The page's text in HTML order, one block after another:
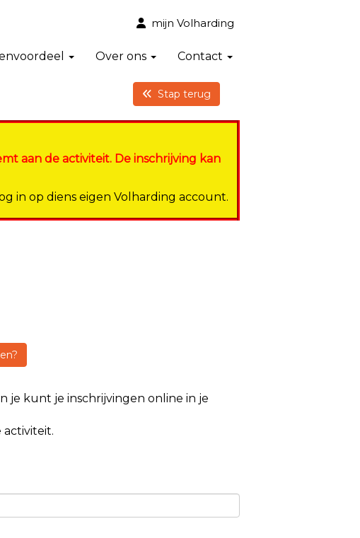
mijn Volharding
Over ons Contact
Stap terug
aan de activiteit. De inschrijving kan
in op diens eigen Volharding account.
je kunt je inschrijvingen online in je